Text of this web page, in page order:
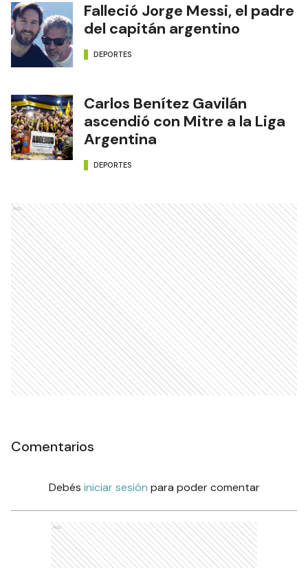
Falleció Jorge Messi, el padre
del capitán argentino
DEPORTES
Carlos Benítez Gavilán
ascendió con Mitre a la Liga
Argentina
DEPORTES
Ads
Comentarios
Debés iniciar sesión para poder comentar
Ads